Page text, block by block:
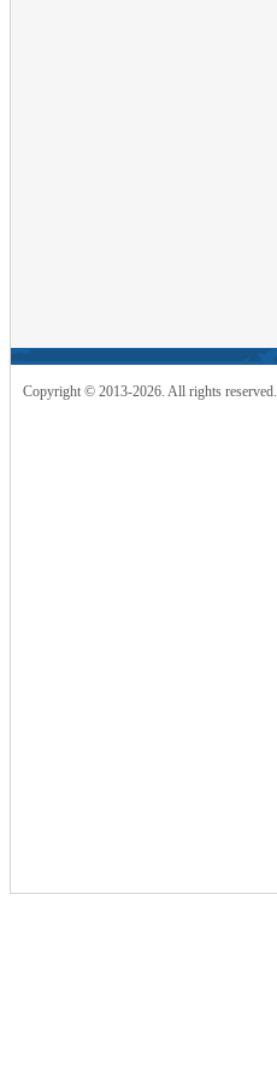
Copyright © 2013-2026. All rights reserved.